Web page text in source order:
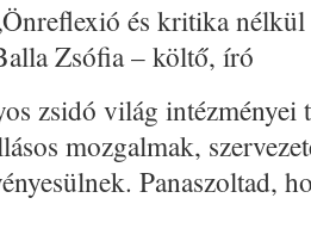
és kritika
Zsófia – költő, író
zsidó világ
mozgalmak,
Panaszoltad,